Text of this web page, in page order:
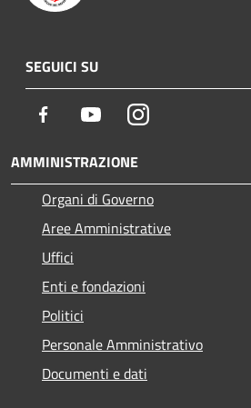
SEGUICI SU
Facebook YoutubeInstagram
AMMINISTRAZIONE
Organi di Governo
Aree Amministrative
Uffici
Enti e fondazioni
Politici
Personale Amministrativo
Documenti e dati